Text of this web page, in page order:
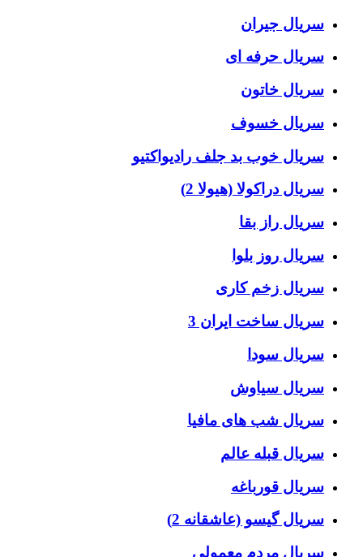
سریال جیران
سریال حرفه ای
سریال خاتون
سریال خسوف
سریال خوب بد جلف رادیواکتیو
سریال دراکولا (هیولا 2)
سریال راز بقا
سریال روز بلوا
سریال زخم کاری
سریال ساخت ایران 3
سریال سودا
سریال سیاوش
سریال شب های مافیا
سریال قبله عالم
سریال قورباغه
سریال گیسو (عاشقانه 2)
سریال مردم معمولی